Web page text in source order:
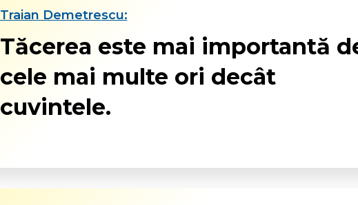
Traian Demetrescu:
Tăcerea este mai importantă
cele mai multe ori decât
cuvintele.